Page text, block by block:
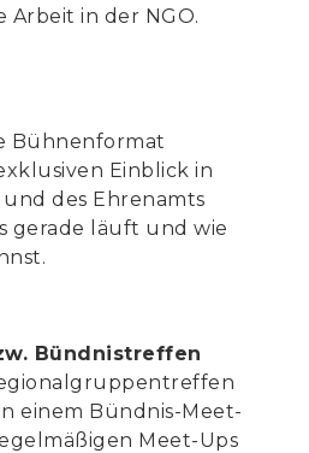
in der NGO.
Bühnenformat
Einblick in
des Ehrenamts
gerade läuft und wie
Bündnistreffen
einem Bündnis-Meet-
Meet-Ups